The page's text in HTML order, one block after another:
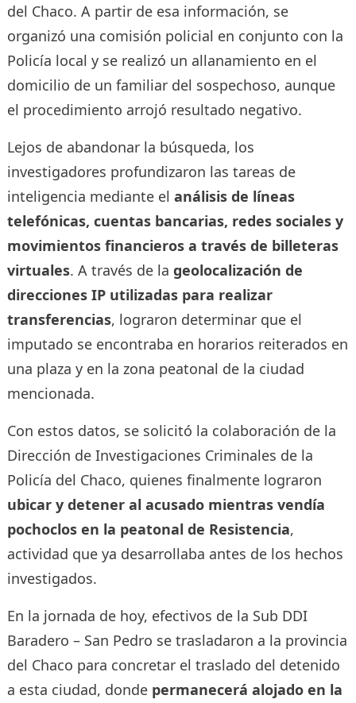
del Chaco. A partir de esa información, se
organizó una comisión policial en conjunto con la
Policía local y se realizó un allanamiento en el
domicilio de un familiar del sospechoso, aunque
el procedimiento arrojó resultado negativo.
Lejos de abandonar la búsqueda, los
investigadores profundizaron las tareas de
inteligencia mediante el análisis de líneas
telefónicas, cuentas bancarias, redes sociales y
movimientos financieros a través de billeteras
virtuales. A través de la geolocalización de
direcciones IP utilizadas para realizar
transferencias, lograron determinar que el
imputado se encontraba en horarios reiterados en
una plaza y en la zona peatonal de la ciudad
mencionada.
Con estos datos, se solicitó la colaboración de la
Dirección de Investigaciones Criminales de la
Policía del Chaco, quienes finalmente lograron
ubicar y detener al acusado mientras vendía
pochoclos en la peatonal de Resistencia,
actividad que ya desarrollaba antes de los hechos
investigados.
En la jornada de hoy, efectivos de la Sub DDI
Baradero – San Pedro se trasladaron a la provincia
del Chaco para concretar el traslado del detenido
a esta ciudad, donde permanecerá alojado en la